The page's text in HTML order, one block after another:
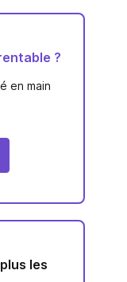
?
en main
les